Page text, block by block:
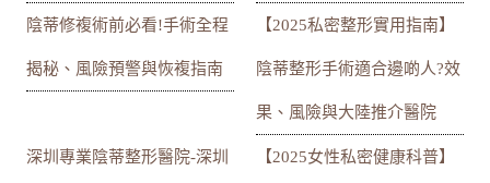
陰蒂修複術前必看!手術全程
揭秘、風險預警與恢複指南
【2025私密整形實用指南】
陰蒂整形手術適合邊啲人?效
果、風險與大陸推介醫院
深圳專業陰蒂整形醫院-深圳 【2025女性私密健康科普】